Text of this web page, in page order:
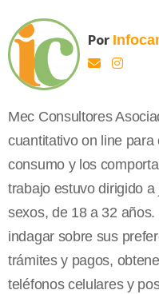
Por
Mec Consultores
cuantitativo on line
consumo y los
trabajo estuvo dirigido
sexos, de 18 a 32
indagar sobre sus
trámites y pagos,
teléfonos celulares y